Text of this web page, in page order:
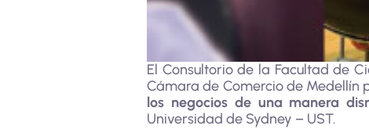
El Consultorio de la Facultad de
Cámara de Comercio de Medellín
los negocios de una manera
Universidad de Sydney – UST.